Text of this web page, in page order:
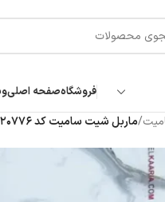
فروشگاهصفحه اصلی
/ماربل شیت سامیت کد ۲۰۷۷۶ | براق ۲ میل